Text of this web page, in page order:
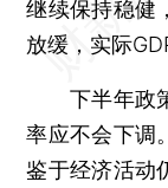
继续保持稳健
放缓，实际
下半年政策
率应不会下调
鉴于经济活动